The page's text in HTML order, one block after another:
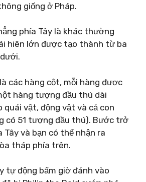
giống ở Pháp.
phía Tây là khác thường
hiên lớn được tạo thành từ ba
các hàng cột, mỗi hàng được
hàng tượng đầu thú dài
vật, động vật và cả con
có 51 tượng đầu thú). Bước trở
Tây và bạn có thể nhận ra
tháp phía trên.
tự động bấm giờ đánh vào